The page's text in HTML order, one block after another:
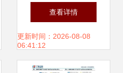
的制造供应链管理
服务
查看详情
更新时间：2026-08-08
06:41:12